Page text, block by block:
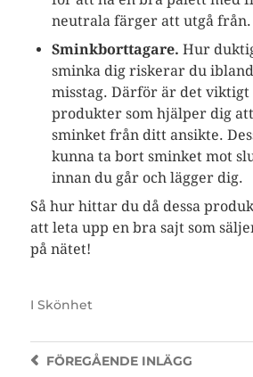
neutrala färger att utgå från.
Sminkborttagare. Hur
sminka dig riskerar du
misstag. Därför är det
produkter som hjälper dig
sminket från ditt ansikte.
kunna ta bort sminket mot
innan du går och lägger dig.
Så hur hittar du då dessa
att leta upp en bra sajt som
på nätet!
I Skönhet
FÖREGÅENDEINLÄGG